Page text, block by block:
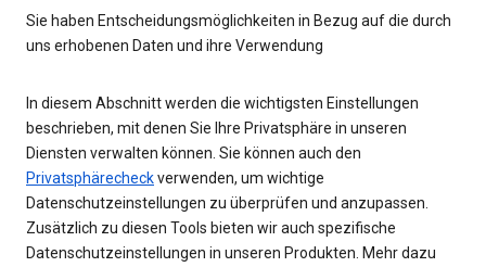
Sie haben Entscheidungsmöglichkeiten in Bezug auf die durch
uns erhobenen Daten und ihre Verwendung
In diesem Abschnitt werden die wichtigsten Einstellungen
beschrieben, mit denen Sie Ihre Privatsphäre in unseren
Diensten verwalten können. Sie können auch den
Privatsphärecheckverwenden, um wichtige
Datenschutzeinstellungen zu überprüfen und anzupassen.
Zusätzlich zu diesen Tools bieten wir auch spezifische
Datenschutzeinstellungen in unseren Produkten. Mehr dazu